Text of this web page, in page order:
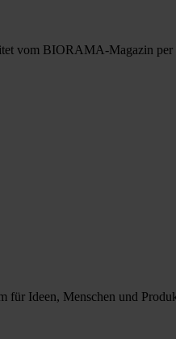
vom BIORAMA-Magazin
Ideen, Menschen und